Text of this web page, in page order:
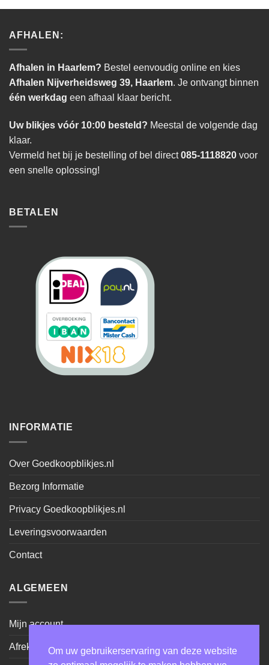
AFHALEN:
Afhalen in Haarlem? Bestel eenvoudig online en kies
Afhalen Nijverheidsweg 39, Haarlem. Je ontvangt binnen
één werkdag een afhaal klaar bericht.
Uw blikjes vóór 10:00 besteld? Meestal de volgende dag
klaar.
Vermeld het bij je bestelling of bel direct085-1118820 voor
een snelle oplossing!
BETALEN
INFORMATIE
Over Goedkoopblikjes.nl
Bezorg Informatie
Privacy Goedkoopblikjes.nl
Leveringsvoorwaarden
Contact
ALGEMEEN
Mijn account
AfrekenenOm uw gebruikerservaring van deze website